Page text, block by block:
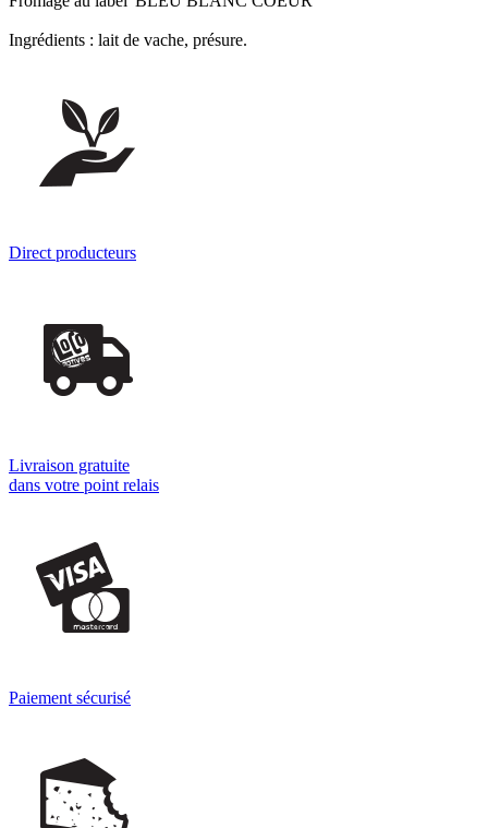
Ingrédients : lait de vache, présure.
Direct producteurs
Livraison gratuite
dans votre point relais
Paiement sécurisé